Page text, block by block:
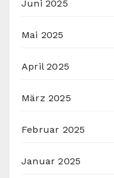
Juni 2025
Mai 2025
April 2025
März 2025
Februar 2025
Januar 2025